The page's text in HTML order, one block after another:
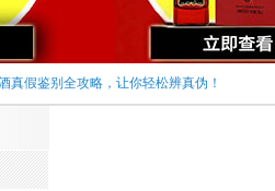
真假鉴别全攻略，让你轻松辨真伪！